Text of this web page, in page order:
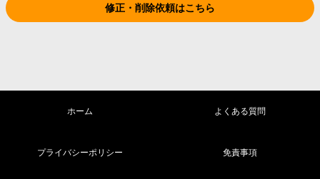
修正・削除依頼はこちら
ホーム よくある質問
プライバシーポリシー 免責事項